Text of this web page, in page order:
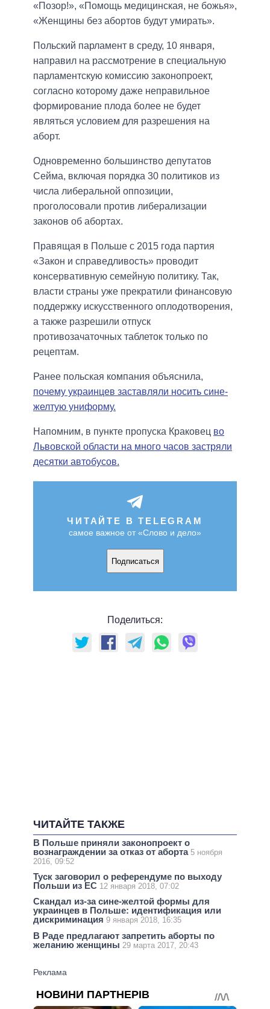
«Позор!», «Помощь медицинская, не божья»,
«Женщины без абортов будут умирать».
Польский парламент в среду, 10 января,
направил на рассмотрение в специальную
парламентскую комиссию законопроект,
согласно которому даже неправильное
формирование плода более не будет
являться условием для разрешения на
аборт.
Одновременно большинство депутатов
Сейма, включая порядка 30 политиков из
числа либеральной оппозиции,
проголосовали против либерализации
законов об абортах.
Правящая в Польше с 2015 года партия
«Закон и справедливость» проводит
консервативную семейную политику. Так,
власти страны уже прекратили финансовую
поддержку искусственного оплодотворения,
а также разрешили отпуск
противозачаточных таблеток только по
рецептам.
Ранее польская компания объяснила,
почему украинцев заставляли носить сине-
желтую униформу.
Напомним, в пункте пропуска Краковец во
Львовской области на много часов застряли
десятки автобусов.
ЧИТАЙТЕ В TELEGRAM
самое важное от «Слово и дело»
Подписаться
Поделиться:
ЧИТАЙТЕ ТАКЖЕ
В Польше приняли законопроект о
вознаграждении за отказ от аборта 5 ноября
2016, 09:52
Туск заговорил о референдуме по выходу
Польши из ЕС 12 января 2018, 07:02
Скандал из-за сине-желтой формы для
украинцев в Польше: идентификация или
дискриминация 9 января 2018, 16:35
В Раде предлагают запретить аборты по
желанию женщины 29 марта 2017, 20:43